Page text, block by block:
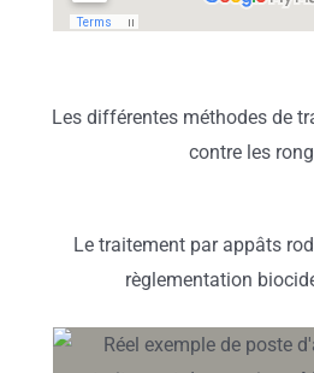
Les différentes méthodes de
contre les
Le traitement par appâts
règlementation